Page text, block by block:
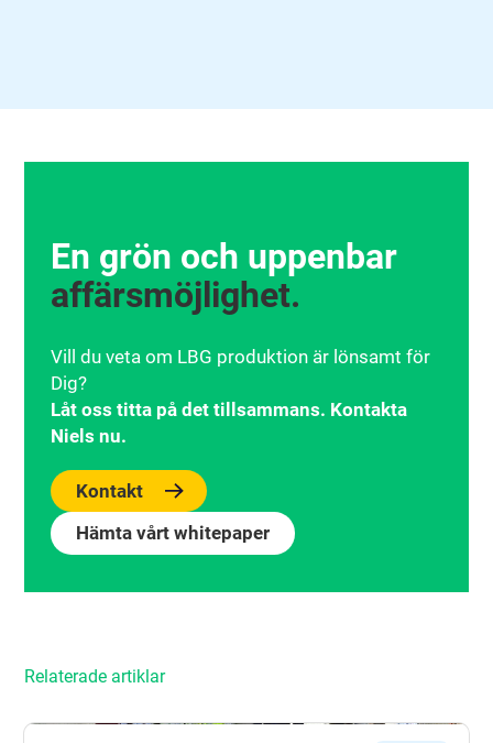
En grön och uppenbar
affärsmöjlighet.
Vill du veta om LBG produktion är lönsamt för
Dig?
Låt oss titta på det tillsammans. Kontakta
Niels nu.
Kontakt
Hämta vårt whitepaper
Relaterade artiklar